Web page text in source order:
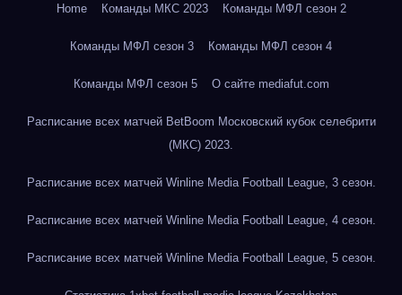
Home Команды МКС 2023 Команды МФЛ сезон 2
Команды МФЛ сезон 3 Команды МФЛ сезон 4
Команды МФЛ сезон 5 О сайте mediafut.com
Расписание всех матчей BetBoom Московский кубок селебрити
(МКС) 2023.
Расписание всех матчей Winline Media Football League, 3 сезон.
Расписание всех матчей Winline Media Football League, 4 сезон.
Расписание всех матчей Winline Media Football League, 5 сезон.